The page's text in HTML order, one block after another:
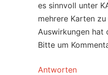
es sinnvoll unter
mehrere Karten zu
Auswirkungen hat
Bitte um
Antworten